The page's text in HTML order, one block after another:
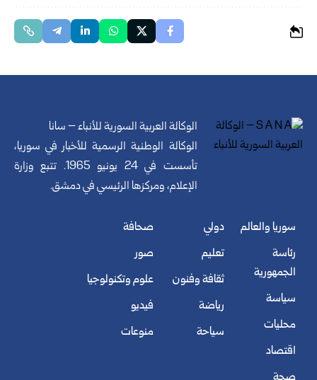
الوكالة العربية السورية للأنباء – سانا
الوكالة الوطنية الرسمية للأخبار في سوريا،
تأسست في 24 يونيو 1965. تتبع وزارة
الإعلام، ومركزها الرئيسي في دمشق.
سوريا والعالم
رئاسة
الجمهورية
سياسة
محليات
اقتصاد
دولي
تعليم
ثقافة وفنون
رياضة
سياحة
صحافة
صور
علوم وتكنولوجيا
فيديو
منوعات